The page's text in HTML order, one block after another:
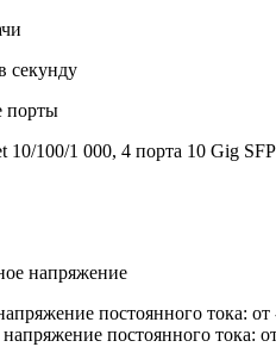
секунду
порты
10/100/1 000, 4 порта 10 Gig
напряжение
постоянного тока:
постоянного тока: